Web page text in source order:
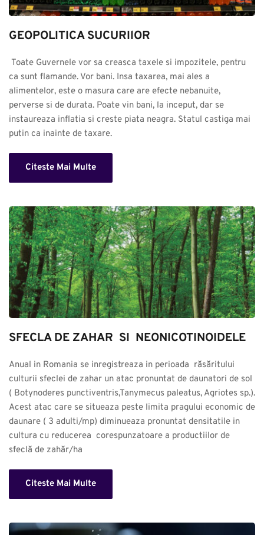
GEOPOLITICA SUCURIlOR
ca sunt flamande. Vor bani. Insa taxarea, mai ales a
alimentelor, este o masura care are efecte nebanuite,
perverse si de durata. Poate vin bani, la inceput, dar se
instaureaza inflatia si creste piata neagra. Statul castiga mai
putin ca inainte de taxare.
Citeste Mai Multe
SFECLA DE ZAHAR  SI  NEONICOTINOIDELE
Anual in Romania se inregistreaza in perioada  răsăritului
culturii sfeclei de zahar un atac pronuntat de daunatori de sol
( Botynoderes punctiventris,Tanymecus paleatus, Agriotes sp.).
Acest atac care se situeaza peste limita pragului economic de
daunare ( 3 adulti/mp) diminueaza pronuntat densitatile in
cultura cu reducerea  corespunzatoare a productiilor de
sfeclă de zahăr/ha
Citeste Mai Multe